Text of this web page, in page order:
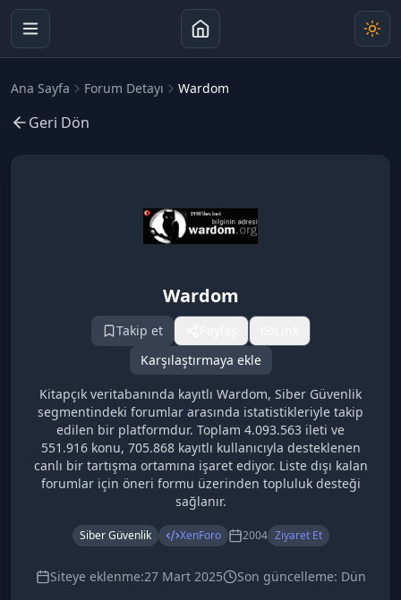
Ana Sayfa Forum Detayı Wardom
Geri Dön
Wardom
Takip et
Karşılaştırmaya ekle
Kitapçık veritabanında kayıtlı Wardom, Siber Güvenlik
segmentindeki forumlar arasında istatistikleriyle takip
edilen bir platformdur. Toplam 4.093.563 ileti ve
551.916 konu, 705.868 kayıtlı kullanıcıyla desteklenen
canlı bir tartışma ortamına işaret ediyor. Liste dışı kalan
forumlar için öneri formu üzerinden topluluk desteği
sağlanır.
Siber Güvenlik XenForo 2004 Ziyaret Et
Siteye eklenme:27 Mart 2025 Son güncelleme: Dün